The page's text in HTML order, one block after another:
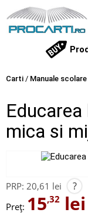
Carti / Manuale scolare
mica si
PRP: 20,61 lei ?
Preț: 15,32 lei